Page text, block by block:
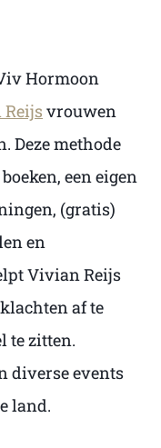
Hormoon
vrouwen
Deze methode
een eigen
(gratis)
en
Vivian Reijs
af te
te zitten.
diverse events
land.